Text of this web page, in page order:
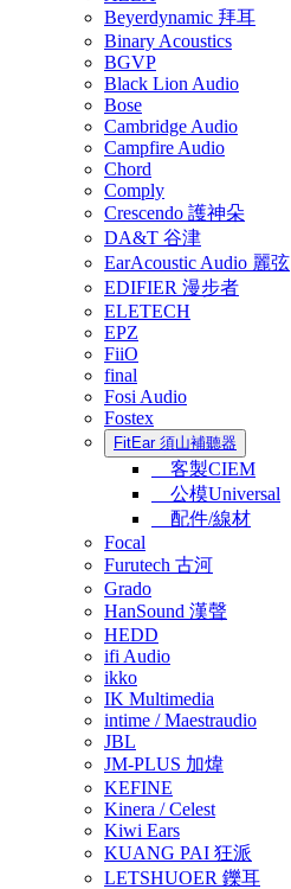
Beyerdynamic 拜耳
Binary Acoustics
BGVP
Black Lion Audio
Bose
Cambridge Audio
Campfire Audio
Chord
Comply
Crescendo 護神朵
DA&T 谷津
EarAcoustic Audio 麗弦
EDIFIER 漫步者
ELETECH
EPZ
FiiO
final
Fosi Audio
Fostex
FitEar 須山補聽器
客製CIEM
公模Universal
配件/線材
Focal
Furutech 古河
Grado
HanSound 漢聲
HEDD
ifi Audio
ikko
IK Multimedia
intime / Maestraudio
JBL
JM-PLUS 加煒
KEFINE
Kinera / Celest
Kiwi Ears
KUANG PAI 狂派
LETSHUOER 鑠耳